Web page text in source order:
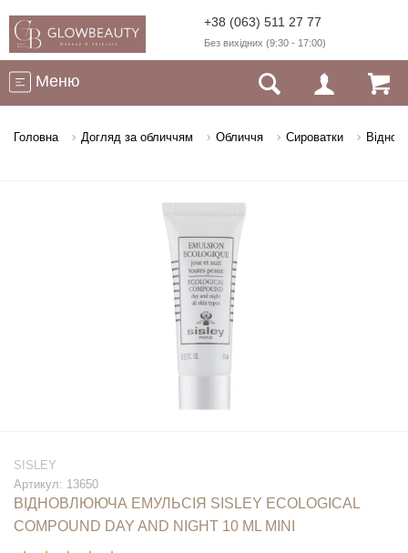
+38 (063) 511 27 77
Без вихідних (9:30 - 17:00)
Меню
Головна Догляд за обличчям Обличчя Сироватки
SISLEY
Артикул: 13650
ВІДНОВЛЮЮЧА ЕМУЛЬСІЯ SISLEY ECOLOGICAL
COMPOUND DAY AND NIGHT 10 ML MINI